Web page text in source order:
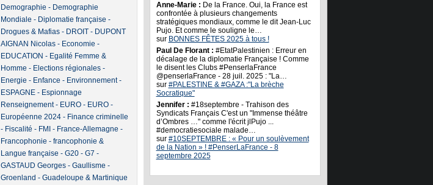
Demographie - Demographie
Mondiale - Diplomatie française -
Drogues & Mafias- DROIT- DUPONT
AIGNAN Nicolas- Economie -
EDUCATION - Egalité Femme &
Homme - Elections régionales-
Energie - Enfance - Environnement-
ESPAGNE- Espionnage
Renseignement- EURO- EURO-
Européenne 2024- Finance criminelle
- Fiscalité - FMI - France-Allemagne -
Francophonie - francophonie &
Langue française - G20- G7 -
GASTAUD Georges- Gaullisme -
Groenland - Guadeloupe & Martinique
Anne-Marie : De la France. Oui, la France est
confrontée à plusieurs changements
stratégiques mondiaux, comme le dit Jean-Luc
Pujo. Et comme le souligne le…
sur BONNES FÊTES 2025 à tous !
Paul De Florant : #EtatPalestinien : Erreur en
décalage de la diplomatie Française ! Comme
le disent les Clubs #PenserlaFrance
@penserlaFrance - 28 juil. 2025 : "La…
sur #PALESTINE & #GAZA :"La brèche
Socratique"
Jennifer : #18septembre - Trahison des
Syndicats Français C'est un "Immense théâtre
d’Ombres …" comme l'écrit jlPujo ...
#democratiesociale malade…
sur #10SEPTEMBRE : « Pour un soulèvement
de la Nation » ! #PenserLaFrance - 8
septembre 2025